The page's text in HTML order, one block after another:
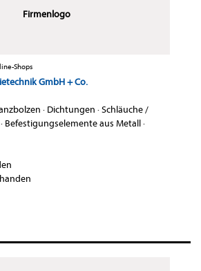
Firmenlogo
Shops
GmbH + Co.
· Dichtungen ·Schläuche /
· Befestigungselemente aus Metall·